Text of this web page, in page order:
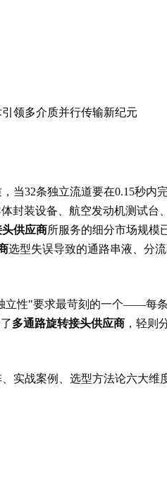
领多介质并行传输新纪元
32条独立流道要在0.15秒内
装设备、航空发动机测试台
供应商所服务的细分市场规模
选型失误导致的通路串液、分
性"要求最苛刻的一个——每
多通路旋转接头供应商 ，轻则
实战案例、选型方法论六大维